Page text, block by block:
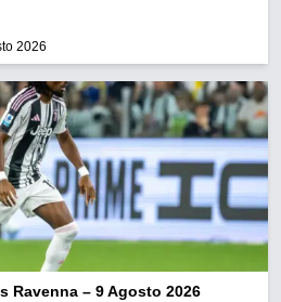
2026
Ravenna – 9 Agosto 2026